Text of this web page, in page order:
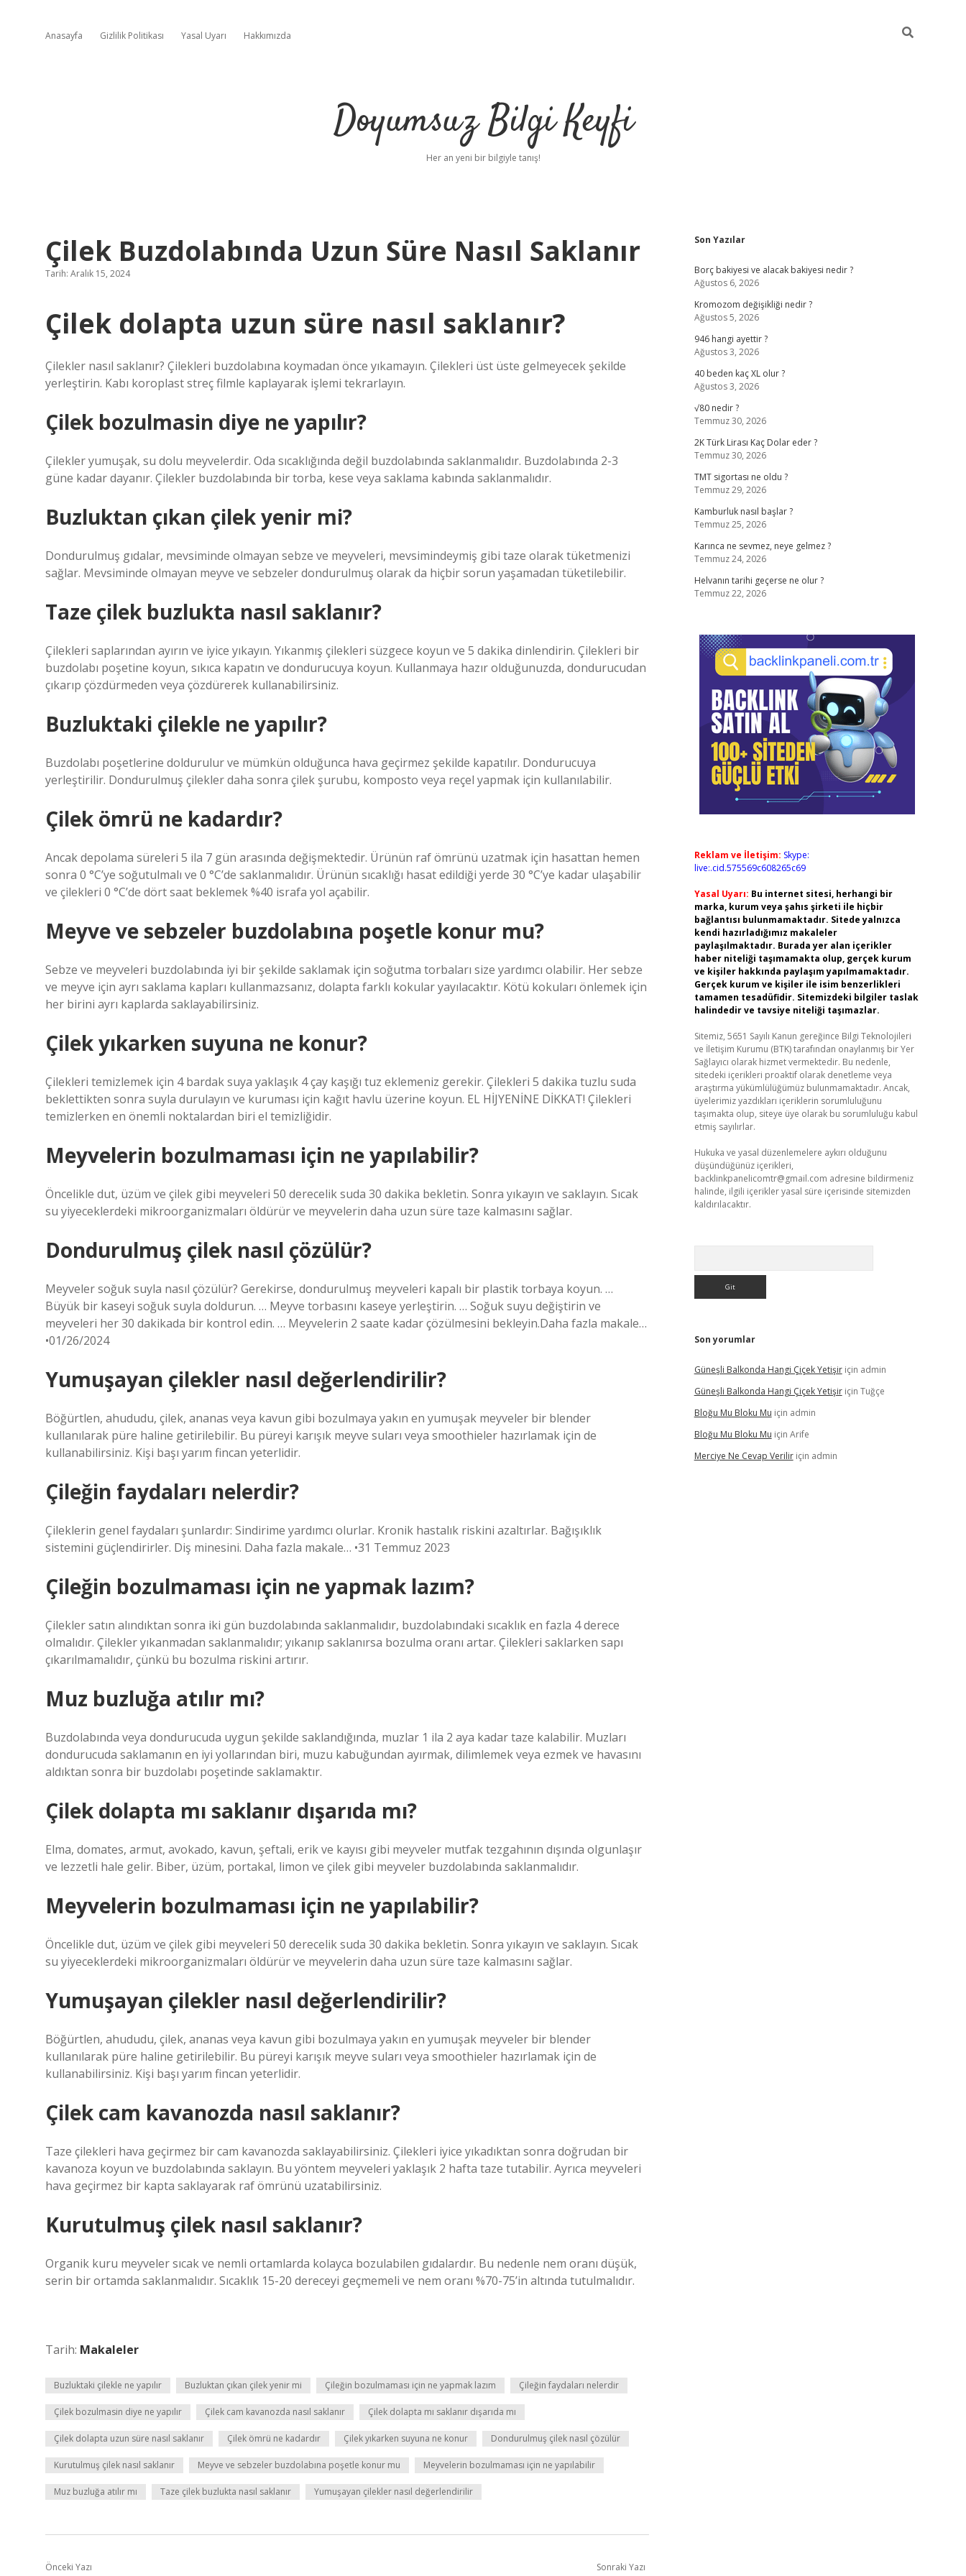
Anasayfa Gizlilik Politikası Yasal Uyarı Hakkımızda
Doyumsuz Bilgi Keyfi
Her an yeni bir bilgiyle tanış!
Çilek Buzdolabında Uzun Süre Nasıl Saklanır
Tarih: Aralık 15, 2024
Çilek dolapta uzun süre nasıl saklanır?
Çilekler nasıl saklanır? Çilekleri buzdolabına koymadan önce yıkamayın. Çilekleri üst üste gelmeyecek şekilde
yerleştirin. Kabı koroplast streç filmle kaplayarak işlemi tekrarlayın.
Çilek bozulmasin diye ne yapılır?
Çilekler yumuşak, su dolu meyvelerdir. Oda sıcaklığında değil buzdolabında saklanmalıdır. Buzdolabında 2-3
güne kadar dayanır. Çilekler buzdolabında bir torba, kese veya saklama kabında saklanmalıdır.
Buzluktan çıkan çilek yenir mi?
Dondurulmuş gıdalar, mevsiminde olmayan sebze ve meyveleri, mevsimindeymiş gibi taze olarak tüketmenizi
sağlar. Mevsiminde olmayan meyve ve sebzeler dondurulmuş olarak da hiçbir sorun yaşamadan tüketilebilir.
Taze çilek buzlukta nasıl saklanır?
Çilekleri saplarından ayırın ve iyice yıkayın. Yıkanmış çilekleri süzgece koyun ve 5 dakika dinlendirin. Çilekleri bir
buzdolabı poşetine koyun, sıkıca kapatın ve dondurucuya koyun. Kullanmaya hazır olduğunuzda, dondurucudan
çıkarıp çözdürmeden veya çözdürerek kullanabilirsiniz.
Buzluktaki çilekle ne yapılır?
Buzdolabı poşetlerine doldurulur ve mümkün olduğunca hava geçirmez şekilde kapatılır. Dondurucuya
yerleştirilir. Dondurulmuş çilekler daha sonra çilek şurubu, komposto veya reçel yapmak için kullanılabilir.
Çilek ömrü ne kadardır?
Ancak depolama süreleri 5 ila 7 gün arasında değişmektedir. Ürünün raf ömrünü uzatmak için hasattan hemen
sonra 0 °C’ye soğutulmalı ve 0 °C’de saklanmalıdır. Ürünün sıcaklığı hasat edildiği yerde 30 °C’ye kadar ulaşabilir
ve çilekleri 0 °C’de dört saat beklemek %40 israfa yol açabilir.
Meyve ve sebzeler buzdolabına poşetle konur mu?
Sebze ve meyveleri buzdolabında iyi bir şekilde saklamak için soğutma torbaları size yardımcı olabilir. Her sebze
ve meyve için ayrı saklama kapları kullanmazsanız, dolapta farklı kokular yayılacaktır. Kötü kokuları önlemek için
her birini ayrı kaplarda saklayabilirsiniz.
Çilek yıkarken suyuna ne konur?
Çilekleri temizlemek için 4 bardak suya yaklaşık 4 çay kaşığı tuz eklemeniz gerekir. Çilekleri 5 dakika tuzlu suda
beklettikten sonra suyla durulayın ve kuruması için kağıt havlu üzerine koyun. EL HİJYENİNE DİKKAT! Çilekleri
temizlerken en önemli noktalardan biri el temizliğidir.
Meyvelerin bozulmaması için ne yapılabilir?
Öncelikle dut, üzüm ve çilek gibi meyveleri 50 derecelik suda 30 dakika bekletin. Sonra yıkayın ve saklayın. Sıcak
su yiyeceklerdeki mikroorganizmaları öldürür ve meyvelerin daha uzun süre taze kalmasını sağlar.
Dondurulmuş çilek nasıl çözülür?
Meyveler soğuk suyla nasıl çözülür? Gerekirse, dondurulmuş meyveleri kapalı bir plastik torbaya koyun. …
Büyük bir kaseyi soğuk suyla doldurun. … Meyve torbasını kaseye yerleştirin. … Soğuk suyu değiştirin ve
meyveleri her 30 dakikada bir kontrol edin. … Meyvelerin 2 saate kadar çözülmesini bekleyin.Daha fazla makale…
•01/26/2024
Yumuşayan çilekler nasıl değerlendirilir?
Böğürtlen, ahududu, çilek, ananas veya kavun gibi bozulmaya yakın en yumuşak meyveler bir blender
kullanılarak püre haline getirilebilir. Bu püreyi karışık meyve suları veya smoothieler hazırlamak için de
kullanabilirsiniz. Kişi başı yarım fincan yeterlidir.
Çileğin faydaları nelerdir?
Çileklerin genel faydaları şunlardır: Sindirime yardımcı olurlar. Kronik hastalık riskini azaltırlar. Bağışıklık
sistemini güçlendirirler. Diş minesini. Daha fazla makale… •31 Temmuz 2023
Çileğin bozulmaması için ne yapmak lazım?
Çilekler satın alındıktan sonra iki gün buzdolabında saklanmalıdır, buzdolabındaki sıcaklık en fazla 4 derece
olmalıdır. Çilekler yıkanmadan saklanmalıdır; yıkanıp saklanırsa bozulma oranı artar. Çilekleri saklarken sapı
çıkarılmamalıdır, çünkü bu bozulma riskini artırır.
Muz buzluğa atılır mı?
Buzdolabında veya dondurucuda uygun şekilde saklandığında, muzlar 1 ila 2 aya kadar taze kalabilir. Muzları
dondurucuda saklamanın en iyi yollarından biri, muzu kabuğundan ayırmak, dilimlemek veya ezmek ve havasını
aldıktan sonra bir buzdolabı poşetinde saklamaktır.
Çilek dolapta mı saklanır dışarıda mı?
Elma, domates, armut, avokado, kavun, şeftali, erik ve kayısı gibi meyveler mutfak tezgahının dışında olgunlaşır
ve lezzetli hale gelir. Biber, üzüm, portakal, limon ve çilek gibi meyveler buzdolabında saklanmalıdır.
Meyvelerin bozulmaması için ne yapılabilir?
Öncelikle dut, üzüm ve çilek gibi meyveleri 50 derecelik suda 30 dakika bekletin. Sonra yıkayın ve saklayın. Sıcak
su yiyeceklerdeki mikroorganizmaları öldürür ve meyvelerin daha uzun süre taze kalmasını sağlar.
Yumuşayan çilekler nasıl değerlendirilir?
Böğürtlen, ahududu, çilek, ananas veya kavun gibi bozulmaya yakın en yumuşak meyveler bir blender
kullanılarak püre haline getirilebilir. Bu püreyi karışık meyve suları veya smoothieler hazırlamak için de
kullanabilirsiniz. Kişi başı yarım fincan yeterlidir.
Çilek cam kavanozda nasıl saklanır?
Taze çilekleri hava geçirmez bir cam kavanozda saklayabilirsiniz. Çilekleri iyice yıkadıktan sonra doğrudan bir
kavanoza koyun ve buzdolabında saklayın. Bu yöntem meyveleri yaklaşık 2 hafta taze tutabilir. Ayrıca meyveleri
hava geçirmez bir kapta saklayarak raf ömrünü uzatabilirsiniz.
Kurutulmuş çilek nasıl saklanır?
Organik kuru meyveler sıcak ve nemli ortamlarda kolayca bozulabilen gıdalardır. Bu nedenle nem oranı düşük,
serin bir ortamda saklanmalıdır. Sıcaklık 15-20 dereceyi geçmemeli ve nem oranı %70-75’in altında tutulmalıdır.
Tarih: Makaleler
Buzluktaki çilekle ne yapılır Buzluktan çıkan çilek yenir mi Çileğin bozulmaması için ne yapmak lazım Çileğin faydaları nelerdir
Çilek bozulmasin diye ne yapılır Çilek cam kavanozda nasıl saklanır Çilek dolapta mı saklanır dışarıda mı
Çilek dolapta uzun süre nasıl saklanır Çilek ömrü ne kadardır Çilek yıkarken suyuna ne konur Dondurulmuş çilek nasıl çözülür
Kurutulmuş çilek nasıl saklanır Meyve ve sebzeler buzdolabına poşetle konur mu Meyvelerin bozulmaması için ne yapılabilir
Muz buzluğa atılır mı Taze çilek buzlukta nasıl saklanır Yumuşayan çilekler nasıl değerlendirilir
Önceki Yazı Sonraki Yazı
Sidebar
Son Yazılar
Borç bakiyesi ve alacak bakiyesi nedir ?
Ağustos 6, 2026
Kromozom değişikliği nedir ?
Ağustos 5, 2026
946 hangi ayettir ?
Ağustos 3, 2026
40 beden kaç XL olur ?
Ağustos 3, 2026
√80 nedir ?
Temmuz 30, 2026
2K Türk Lirası Kaç Dolar eder ?
Temmuz 30, 2026
TMT sigortası ne oldu ?
Temmuz 29, 2026
Kamburluk nasıl başlar ?
Temmuz 25, 2026
Karınca ne sevmez, neye gelmez ?
Temmuz 24, 2026
Helvanın tarihi geçerse ne olur ?
Temmuz 22, 2026
Reklam ve İletişim: Skype:
live:.cid.575569c608265c69
Yasal Uyarı: Bu internet sitesi, herhangi bir
marka, kurum veya şahıs şirketi ile hiçbir
bağlantısı bulunmamaktadır. Sitede yalnızca
kendi hazırladığımız makaleler
paylaşılmaktadır. Burada yer alan içerikler
haber niteliği taşımamakta olup, gerçek kurum
ve kişiler hakkında paylaşım yapılmamaktadır.
Gerçek kurum ve kişiler ile isim benzerlikleri
tamamen tesadüfidir. Sitemizdeki bilgiler taslak
halindedir ve tavsiye niteliği taşımazlar.
Sitemiz, 5651 Sayılı Kanun gereğince Bilgi Teknolojileri
ve İletişim Kurumu (BTK) tarafından onaylanmış bir Yer
Sağlayıcı olarak hizmet vermektedir. Bu nedenle,
sitedeki içerikleri proaktif olarak denetleme veya
araştırma yükümlülüğümüz bulunmamaktadır. Ancak,
üyelerimiz yazdıkları içeriklerin sorumluluğunu
taşımakta olup, siteye üye olarak bu sorumluluğu kabul
etmiş sayılırlar.
Hukuka ve yasal düzenlemelere aykırı olduğunu
düşündüğünüz içerikleri,
backlinkpanelicomtr@gmail.com adresine bildirmeniz
halinde, ilgili içerikler yasal süre içerisinde sitemizden
kaldırılacaktır.
Son yorumlar
Güneşli Balkonda Hangi Çiçek Yetişiriçin admin
Güneşli Balkonda Hangi Çiçek Yetişiriçin Tuğçe
Bloğu Mu Bloku Mu için admin
Bloğu Mu Bloku Mu için Arife
Merciye Ne Cevap Veriliriçin admin